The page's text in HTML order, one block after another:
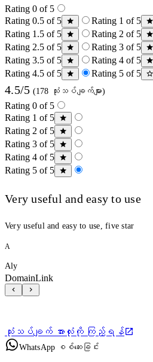
Rating 0 of 5
Rating 0.5 of 5
Rating 1 of 5
Rating 1.5 of 5
Rating 2 of 5
Rating 2.5 of 5
Rating 3 of 5
Rating 3.5 of 5
Rating 4 of 5
Rating 4.5 of 5
Rating 5 of 5
4.5/5 (178 သုံးသပ်ချက်များ)
Rating 0 of 5
Rating 1 of 5
Rating 2 of 5
Rating 3 of 5
Rating 4 of 5
Rating 5 of 5
Very useful and easy to use
Very useful and easy to use, five star
A
Aly
DomainLink
သုံးသပ်ချက် အားလုံးကို ကြည့်ရန်
WhatsApp စစ်ဆေးခြင်း